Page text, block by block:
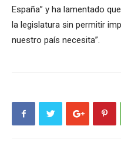
España” y ha lamentado
la legislatura sin permitir
nuestro país necesita”.